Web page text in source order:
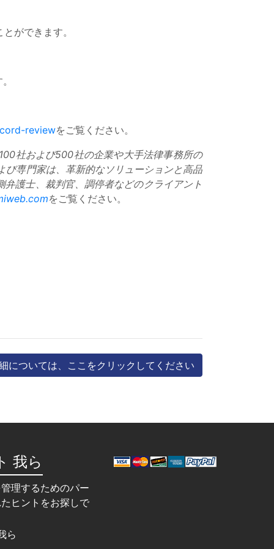
ができます。
reviewをご覧ください。
社および500社の企業や大手法律事務所の
専門家は、革新的なソリューションと高品
護士、裁判官、調停者などのクライアント
をご覧ください。
については、ここをクリックしてください
我ら
理するためのパー
ヒントをお探しで
ら